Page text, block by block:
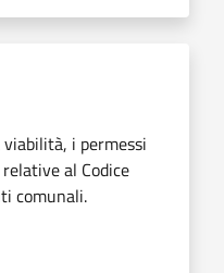
viabilità, i permessi
al Codice
comunali.